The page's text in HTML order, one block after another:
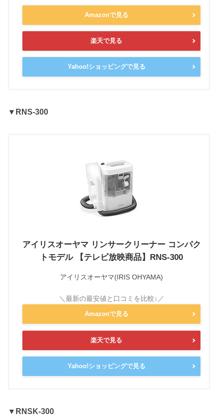
Amazonで見る
楽天で見る
Yahoo!ショッピングで見る
▼ RNS-300
アイリスオーヤマ リンサークリーナー コンパク
トモデル 【テレビ放映商品】RNS-300
アイリスオーヤマ(IRIS OHYAMA)
Amazonで見る
楽天で見る
Yahoo!ショッピングで見る
▼RNSK-300